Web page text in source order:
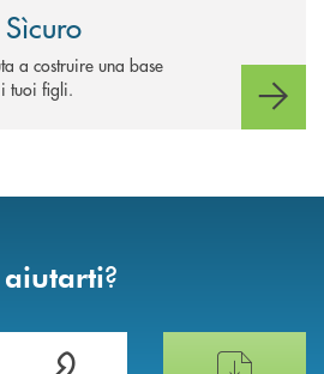
a costruire una base
tuoi figli.
aiutarti?
Hai bisogno di assistenza immediata ?
Hai bisogno di